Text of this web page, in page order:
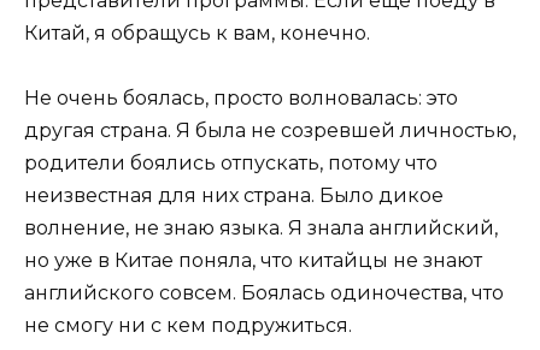
Китай, я обращусь к вам, конечно.
Не очень боялась, просто волновалась: это
другая страна. Я была не созревшей личностью,
родители боялись отпускать, потому что
неизвестная для них страна. Было дикое
волнение, не знаю языка. Я знала английский,
но уже в Китае поняла, что китайцы не знают
английского совсем. Боялась одиночества, что
не смогу ни с кем подружиться.